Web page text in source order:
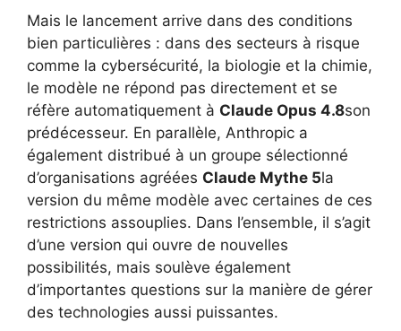
Mais le lancement arrive dans des conditions
bien particulières : dans des secteurs à risque
comme la cybersécurité, la biologie et la chimie,
le modèle ne répond pas directement et se
réfère automatiquement à Claude Opus 4.8son
prédécesseur. En parallèle, Anthropic a
également distribué à un groupe sélectionné
d’organisations agréées Claude Mythe 5la
version du même modèle avec certaines de ces
restrictions assouplies. Dans l’ensemble, il s’agit
d’une version qui ouvre de nouvelles
possibilités, mais soulève également
d’importantes questions sur la manière de gérer
des technologies aussi puissantes.